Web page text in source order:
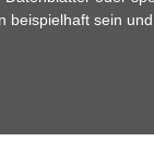
sein